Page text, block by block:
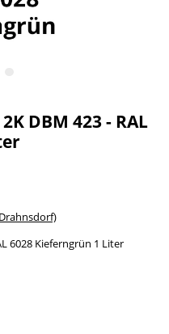
DBM 423 - RAL
6028 Kieferngrün 1 Liter